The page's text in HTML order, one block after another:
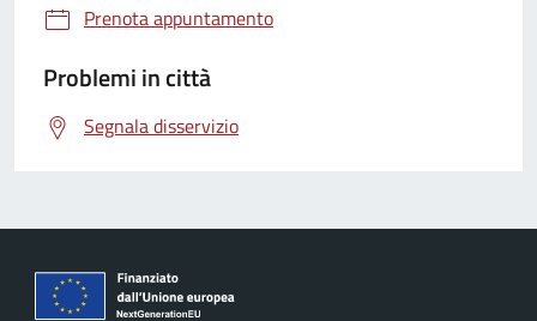
Prenota appuntamento
Problemi in città
Segnala disservizio